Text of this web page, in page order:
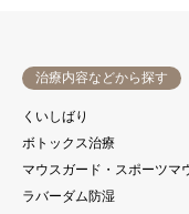
治療内容などから探す
くいしばり
ボトックス治療
マウスガード・スポーツマ
ラバーダム防湿